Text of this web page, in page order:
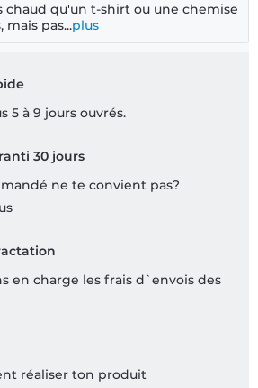
chaud qu'un t-shirt ou une chemise
pas...plus
5 à 9 jours ouvrés.
30 jours
ne te convient pas?
en charge les frais d`envois des
réaliser ton produit